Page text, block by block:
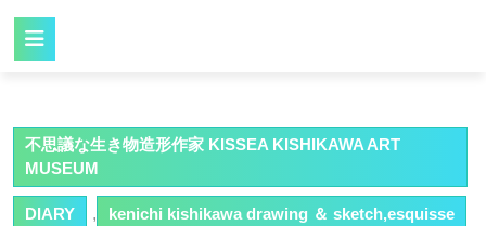
不思議な生き物造形作家 KISSEA KISHIKAWA ART
MUSEUM
DIARY , kenichi kishikawa drawing ＆ sketch,esquisse